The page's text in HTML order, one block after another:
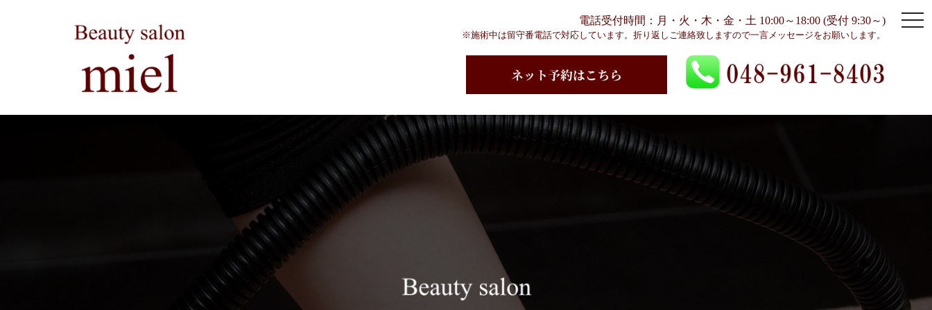
電話受付時間：月・火・木・金・土 10:00～18:00 (受付 9:30～)
※施術中は留守番電話で対応しています。折り返しご連絡致しますので一言メッセージをお願いします。